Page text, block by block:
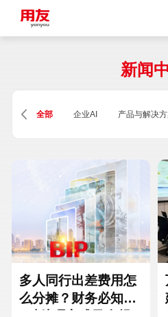
Singapore
Hungary
Hong Kong
新闻
全部 企业AI 产品与解决
多人同行出差费用怎
么分摊？财务必知的